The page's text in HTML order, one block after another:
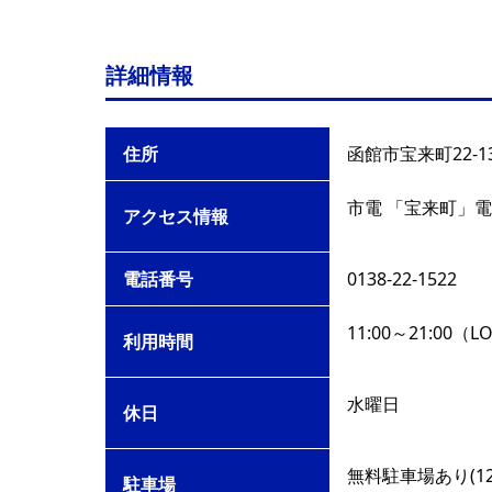
詳細情報
住所 函館市宝来町22-
アクセス情報 市電 「宝来町」
電話番号 0138-22-1522
利用時間 11:00～21:00（
休日 水曜日
駐車場 無料駐車場あり